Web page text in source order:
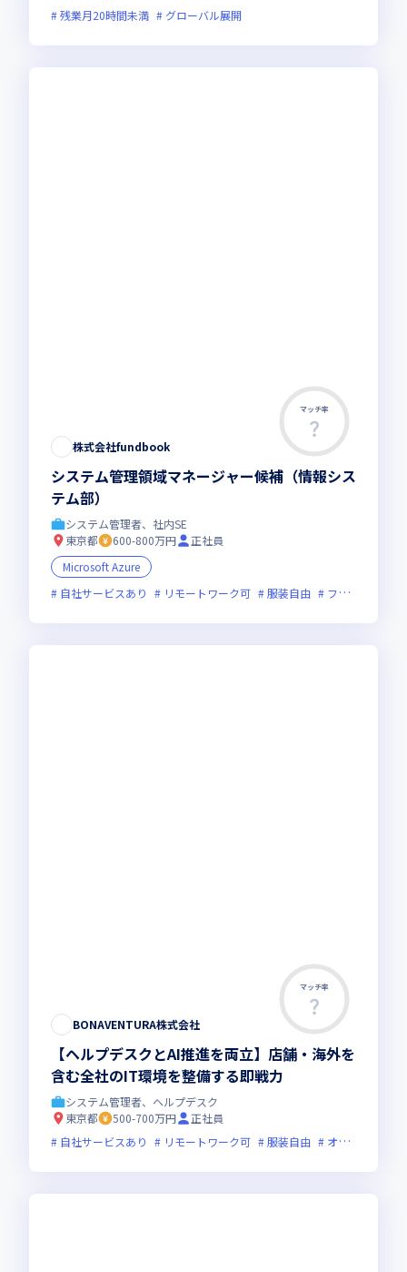
残業月20時間未満
グローバル展開
マッチ率
株式会社fundbook
システム管理領域マネージャー候補（情報シス
テム部）
システム管理者、社内SE
東京都
600-800万円
正社員
Microsoft Azure
自社サービスあり
リモートワーク可 服装自由 フレックス制度あり
マッチ率
BONAVENTURA株式会社
【ヘルプデスクとAI推進を両立】店舗・海外を
含む全社のIT環境を整備する即戦力
システム管理者、ヘルプデスク
東京都
500-700万円
正社員
自社サービスあり
リモートワーク可 服装自由 オンライン選考可